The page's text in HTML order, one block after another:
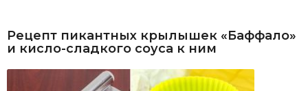
Рецепт пикантных крылышек «Баффало»
и кисло-сладкого соуса к ним